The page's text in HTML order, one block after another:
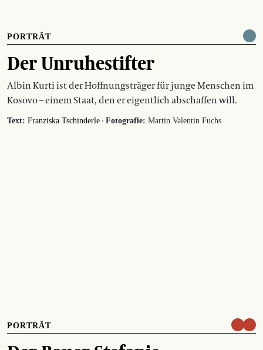
PORTRÄT
Der Unruhestifter
Albin Kurti ist der Hoffnungsträger für junge Menschen im
Kosovo – einem Staat, den er eigentlich abschaffen will.
Text: Franziska Tschinderle · Fotografie: Martin Valentin Fuchs
PORTRÄT